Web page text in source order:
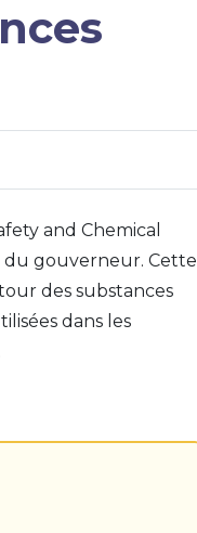
and Chemical
du gouverneur. Cette
des substances
dans les